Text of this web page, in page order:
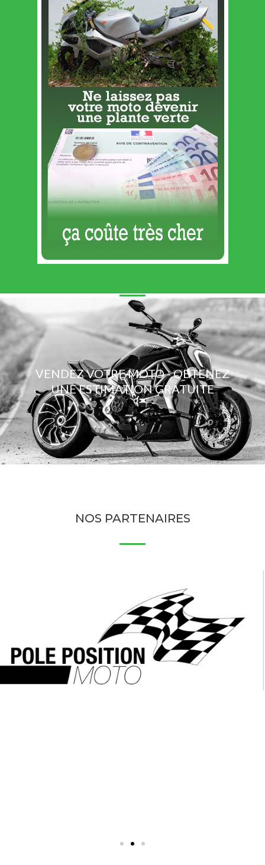
VENDEZ VOTRE MOTO - OBTENEZ
UNE ESTIMATION GRATUITE
NOS PARTENAIRES